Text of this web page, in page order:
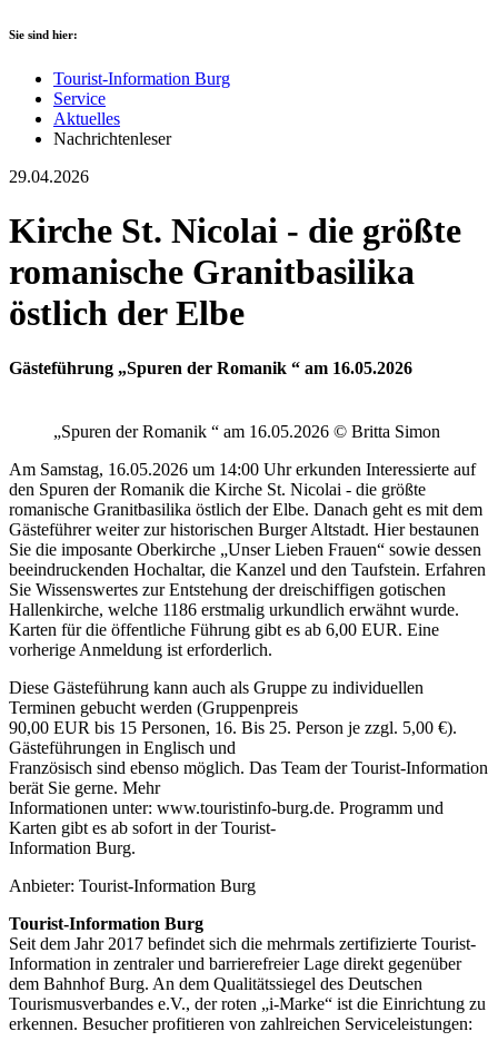
Sie sind hier:
Tourist-Information Burg
Service
Aktuelles
Nachrichtenleser
29.04.2026
Kirche St. Nicolai - die größte
romanische Granitbasilika
östlich der Elbe
Gästeführung „Spuren der Romanik “ am 16.05.2026
„Spuren der Romanik “ am 16.05.2026 © Britta Simon
Am Samstag, 16.05.2026 um 14:00 Uhr erkunden Interessierte auf
den Spuren der Romanik die Kirche St. Nicolai - die größte
romanische Granitbasilika östlich der Elbe. Danach geht es mit dem
Gästeführer weiter zur historischen Burger Altstadt. Hier bestaunen
Sie die imposante Oberkirche „Unser Lieben Frauen“ sowie dessen
beeindruckenden Hochaltar, die Kanzel und den Taufstein. Erfahren
Sie Wissenswertes zur Entstehung der dreischiffigen gotischen
Hallenkirche, welche 1186 erstmalig urkundlich erwähnt wurde.
Karten für die öffentliche Führung gibt es ab 6,00 EUR. Eine
vorherige Anmeldung ist erforderlich.
Diese Gästeführung kann auch als Gruppe zu individuellen
Terminen gebucht werden (Gruppenpreis
90,00 EUR bis 15 Personen, 16. Bis 25. Person je zzgl. 5,00 €).
Gästeführungen in Englisch und
Französisch sind ebenso möglich. Das Team der Tourist-Information
berät Sie gerne. Mehr
Informationen unter: www.touristinfo-burg.de. Programm und
Karten gibt es ab sofort in der Tourist-
Information Burg.
Anbieter: Tourist-Information Burg
Tourist-Information Burg
Seit dem Jahr 2017 befindet sich die mehrmals zertifizierte Tourist-
Information in zentraler und barrierefreier Lage direkt gegenüber
dem Bahnhof Burg. An dem Qualitätssiegel des Deutschen
Tourismusverbandes e.V., der roten „i-Marke“ ist die Einrichtung zu
erkennen. Besucher profitieren von zahlreichen Serviceleistungen: